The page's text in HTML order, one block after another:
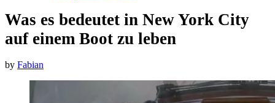
Was es bedeutet in New York City
auf einem Boot zu leben
by Fabian